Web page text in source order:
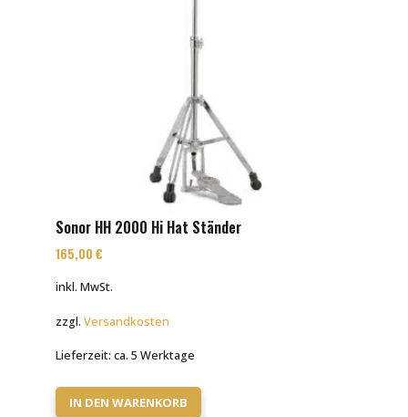
Sonor HH 2000 Hi Hat Ständer
165,00 €
inkl. MwSt.
zzgl. Versandkosten
Lieferzeit: ca. 5 Werktage
IN DEN WARENKORB